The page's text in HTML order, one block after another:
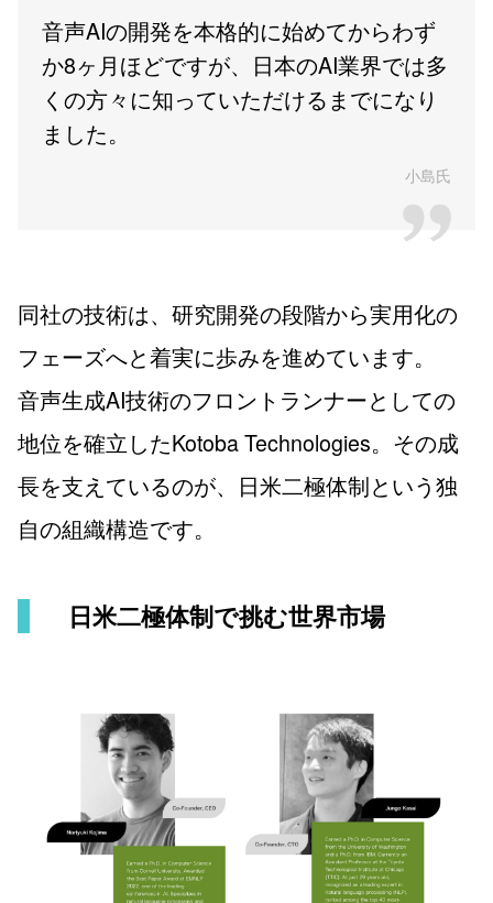
音声AIの開発を本格的に始めてからわず
か8ヶ月ほどですが、日本のAI業界では多
くの方々に知っていただけるまでになり
ました。
小島氏
同社の技術は、研究開発の段階から実用化の
フェーズへと着実に歩みを進めています。
音声生成AI技術のフロントランナーとしての
地位を確立したKotoba Technologies。その成
長を支えているのが、日米二極体制という独
自の組織構造です。
日米二極体制で挑む世界市場